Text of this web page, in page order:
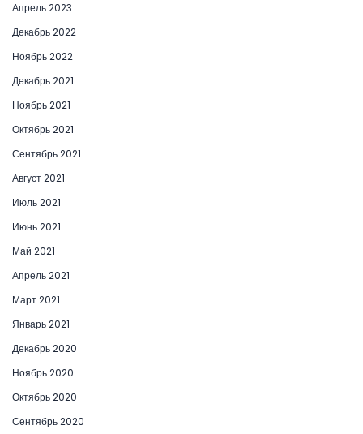
Апрель 2023
Декабрь 2022
Ноябрь 2022
Декабрь 2021
Ноябрь 2021
Октябрь 2021
Сентябрь 2021
Август 2021
Июль 2021
Июнь 2021
Май 2021
Апрель 2021
Март 2021
Январь 2021
Декабрь 2020
Ноябрь 2020
Октябрь 2020
Сентябрь 2020